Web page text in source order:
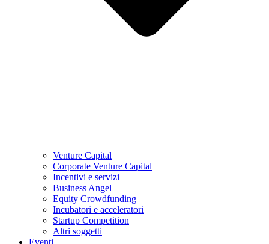
Venture Capital
Corporate Venture Capital
Incentivi e servizi
Business Angel
Equity Crowdfunding
Incubatori e acceleratori
Startup Competition
Altri soggetti